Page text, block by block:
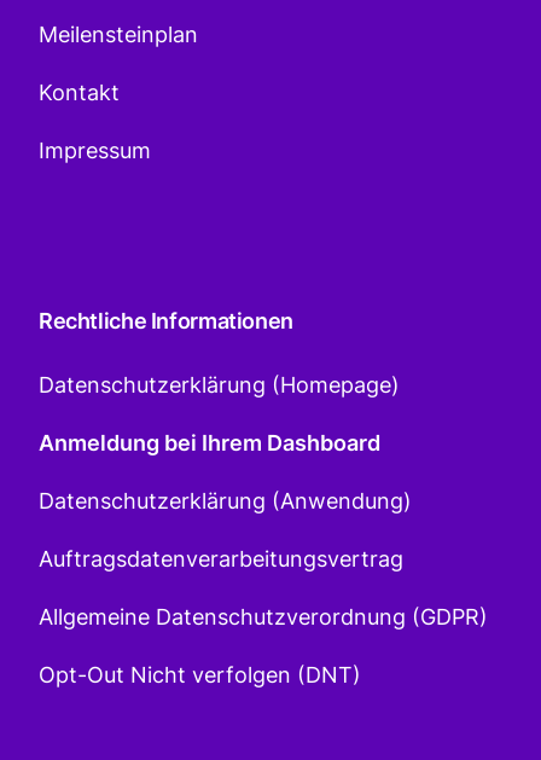
Meilensteinplan
Kontakt
Impressum
Rechtliche Informationen
Datenschutzerklärung (Homepage)
Anmeldung bei Ihrem Dashboard
Datenschutzerklärung (Anwendung)
Auftragsdatenverarbeitungsvertrag
Allgemeine Datenschutzverordnung (GDPR)
Opt-Out Nicht verfolgen (DNT)